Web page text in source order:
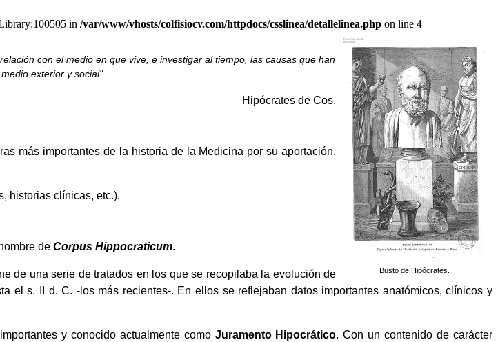
in /var/www/vhosts/colfisiocv.com/httpdocs/csslinea/detallelinea.php on line 4
Busto de Hipócrates.
con el medio en que vive, e investigar al tiempo, las causas que han
exterior y social".
Hipócrates de Cos.
más importantes de la historia de la Medicina por su aportación.
historias clínicas, etc.).
de Corpus Hippocraticum.
de una serie de tratados en los que se recopilaba la evolución de
el s. II d. C. -los más recientes-. En ellos se reflejaban datos importantes anatómicos, clínicos y
y conocido actualmente como Juramento Hipocrático. Con un contenido de carácter